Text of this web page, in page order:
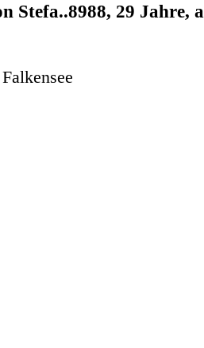
Stefa..8988, 29 Jahre,